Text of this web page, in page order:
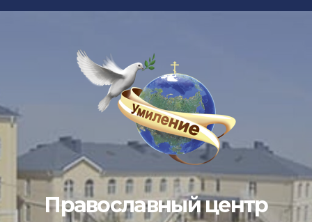
Перейти
Православный центр